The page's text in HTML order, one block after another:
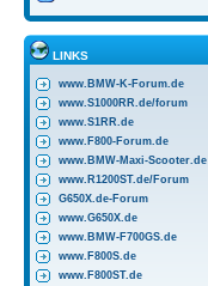
LINKS
www.BMW-K-Forum.de
www.S1000RR.de/forum
www.S1RR.de
www.F800-Forum.de
www.BMW-Maxi-Scooter.de
www.R1200ST.de/Forum
G650X.de-Forum
www.G650X.de
www.BMW-F700GS.de
www.F800S.de
www.F800ST.de